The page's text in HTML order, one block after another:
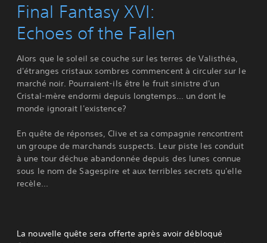
Final Fantasy XVI:
Echoes of the Fallen
Alors que le soleil se couche sur les terres de Valisthéa,
d'étranges cristaux sombres commencent à circuler sur le
marché noir. Pourraient-ils être le fruit sinistre d'un
Cristal-mère endormi depuis longtemps... un dont le
monde ignorait l'existence?
En quête de réponses, Clive et sa compagnie rencontrent
un groupe de marchands suspects. Leur piste les conduit
à une tour déchue abandonnée depuis des lunes connue
sous le nom de Sagespire et aux terribles secrets qu'elle
recèle...
La nouvelle quête sera offerte après avoir débloqué